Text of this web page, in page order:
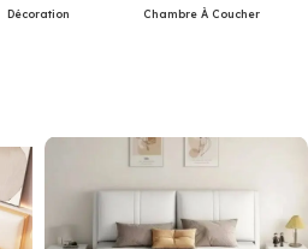
Décoration Chambre À Coucher